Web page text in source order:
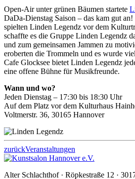
Open-Air unter grünen Bäumen startete
DaDa-Dienstag Saison – das kam gut
spielten Linden Legendz vor dem
schaffte es die Gruppe Linden Legendz
und zum gemeinsamen Jammen zu
eroberten die Trommeln und es wurde
Cafe Glocksee bietet Linden Legendz
eine offene Bühne für Musikfreunde.
Wann und wo?
Jeden Dienstag – 17:30 bis 18:30 Uhr
Auf dem Platz vor dem Kulturhaus
Voltmerstr. 36, 30165 Hannover
zurückVeranstaltungen
Alter Schlachthof · Röpkestraße 12 ·